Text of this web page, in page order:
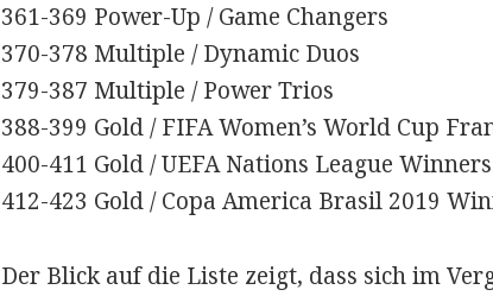
361-369 Power-Up / Game Changers
370-378 Multiple / Dynamic Duos
379-387 Multiple / Power Trios
388-399 Gold / FIFA Women’s World Cup
400-411 Gold / UEFA Nations League Winners
412-423 Gold / Copa America Brasil 2019
Der Blick auf die Liste zeigt, dass sich im